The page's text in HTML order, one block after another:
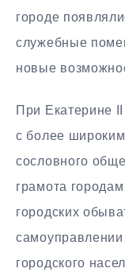
городе
служебные
новые
При Екатерине
с более
сословного
грамота
городских
самоуправлении
городского